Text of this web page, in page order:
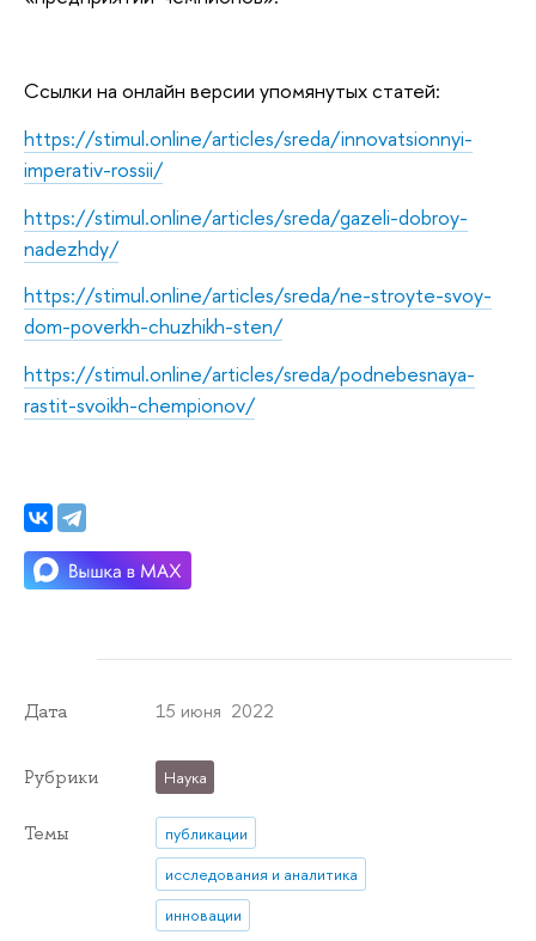
Ссылки на онлайн версии упомянутых статей:
https://stimul.online/articles/sreda/innovatsionnyi-
imperativ-rossii/
https://stimul.online/articles/sreda/gazeli-dobroy-
nadezhdy/
https://stimul.online/articles/sreda/ne-stroyte-svoy-
dom-poverkh-chuzhikh-sten/
https://stimul.online/articles/sreda/podnebesnaya-
rastit-svoikh-chempionov/
Дата 15 июня 2022
Рубрики Наука
Темы
публикации
исследования и аналитика
инновации